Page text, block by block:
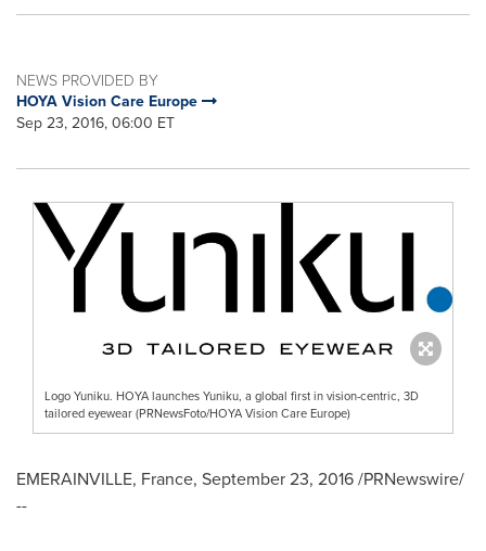
NEWS PROVIDED BY
HOYA Vision Care Europe
Sep 23, 2016, 06:00 ET
Logo Yuniku. HOYA launches Yuniku, a global first in vision-centric, 3D
tailored eyewear (PRNewsFoto/HOYA Vision Care Europe)
EMERAINVILLE, France, September 23, 2016/PRNewswire/
--